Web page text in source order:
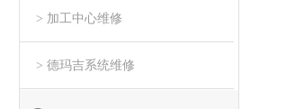
> 加工中心维修
> 德玛吉系统维修